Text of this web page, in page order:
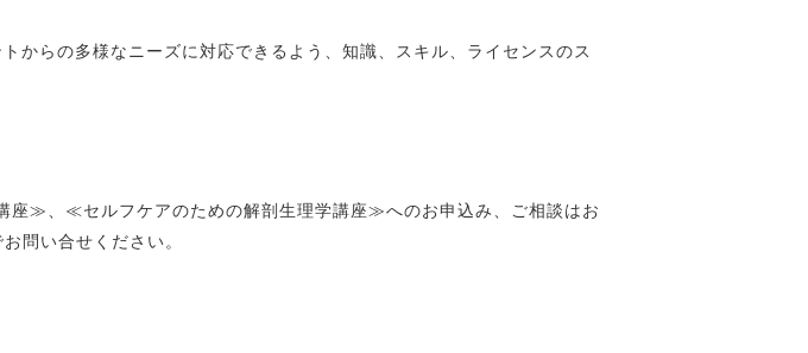
からの多様なニーズに対応できるよう、知識、スキル、ライセンスのス
≫、≪セルフケアのための解剖生理学講座≫へのお申込み、ご相談はお
お問い合せください。